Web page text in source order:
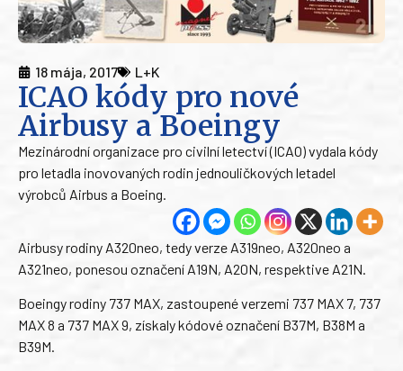
18 mája, 2017 L+K
ICAO kódy pro nové
Airbusy a Boeingy
Mezinárodní organizace pro civilní letectví (ICAO) vydala kódy
pro letadla inovovaných rodin jednouličkových letadel
výrobců Airbus a Boeing.
Airbusy rodiny A320neo, tedy verze A319neo, A320neo a
A321neo, ponesou označení A19N, A20N, respektive A21N.
Boeingy rodiny 737 MAX, zastoupené verzemi 737 MAX 7, 737
MAX 8 a 737 MAX 9, získaly kódové označení B37M, B38M a
B39M.